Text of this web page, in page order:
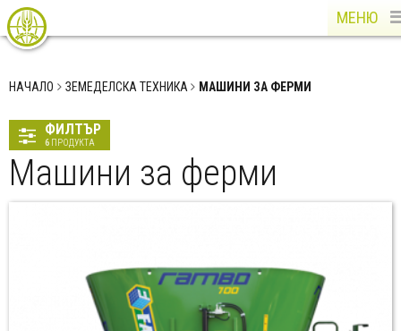
МЕНЮ
НАЧАЛО ЗЕМЕДЕЛСКА ТЕХНИКА МАШИНИ ЗА ФЕРМИ
ФИЛТЪР
6 ПРОДУКТА
Машини за ферми